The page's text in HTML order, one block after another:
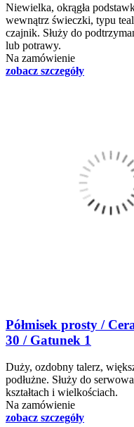
Niewielka, okrągła
wewnątrz świeczki, typu
czajnik. Służy do
lub potrawy.
Na zamówienie
zobacz szczegóły
Półmisek prosty /
30 / Gatunek 1
Duży, ozdobny talerz,
podłużne. Służy do
kształtach i wielkościach.
Na zamówienie
zobacz szczegóły